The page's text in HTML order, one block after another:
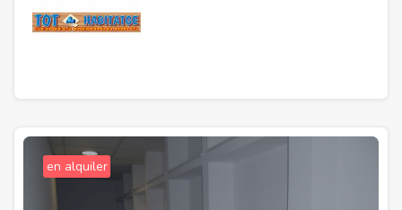
en alquiler